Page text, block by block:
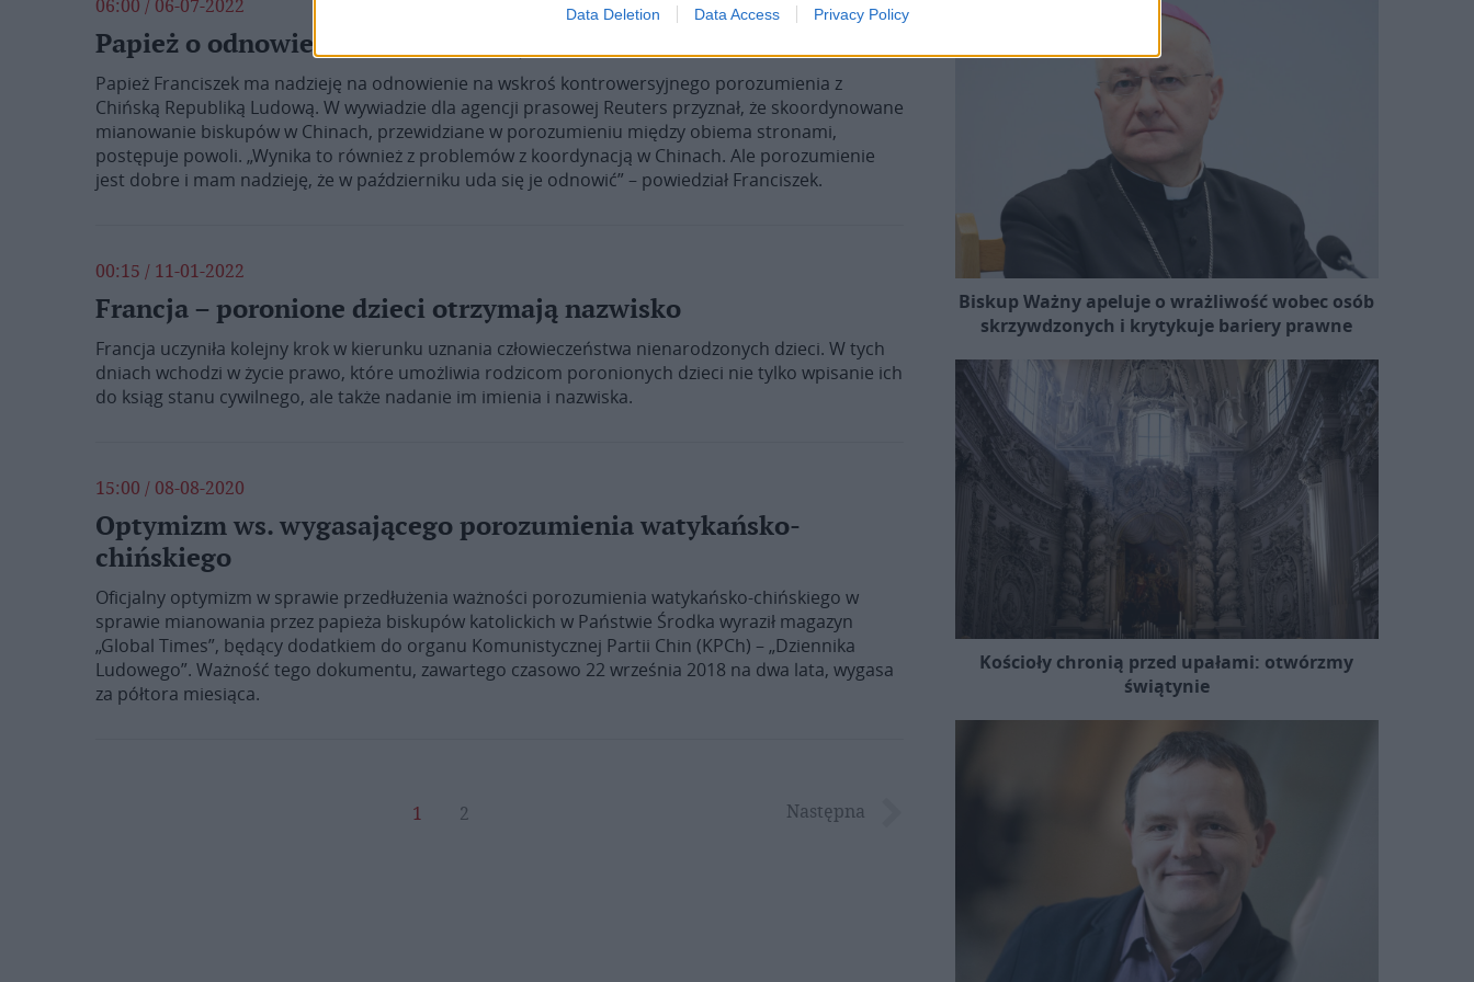
Data Deletion Data Access Privacy Policy
06:00 / 06-07-2022
Papież o odnowieniu kontrowersyjnego porozumienia
Papież Franciszek ma nadzieję na odnowienie na wskroś kontrowersyjnego porozumienia z
Chińską Republiką Ludową. W wywiadzie dla agencji prasowej Reuters przyznał, że skoordynowane
mianowanie biskupów w Chinach, przewidziane w porozumieniu między obiema stronami,
postępuje powoli. „Wynika to również z problemów z koordynacją w Chinach. Ale porozumienie
jest dobre i mam nadzieję, że w październiku uda się je odnowić” – powiedział Franciszek.
00:15 / 11-01-2022
Francja – poronione dzieci otrzymają nazwisko
Francja uczyniła kolejny krok w kierunku uznania człowieczeństwa nienarodzonych dzieci. W tych
dniach wchodzi w życie prawo, które umożliwia rodzicom poronionych dzieci nie tylko wpisanie ich
do ksiąg stanu cywilnego, ale także nadanie im imienia i nazwiska.
15:00 / 08-08-2020
Optymizm ws. wygasającego porozumienia watykańsko-
chińskiego
Oficjalny optymizm w sprawie przedłużenia ważności porozumienia watykańsko-chińskiego w
sprawie mianowania przez papieża biskupów katolickich w Państwie Środka wyraził magazyn
„Global Times”, będący dodatkiem do organu Komunistycznej Partii Chin (KPCh) – „Dziennika
Ludowego”. Ważność tego dokumentu, zawartego czasowo 22 września 2018 na dwa lata, wygasa
za półtora miesiąca.
1 2 Następna
Biskup Ważny apeluje o wrażliwość wobec osób
skrzywdzonych i krytykuje bariery prawne
Kościoły chronią przed upałami: otwórzmy
świątynie